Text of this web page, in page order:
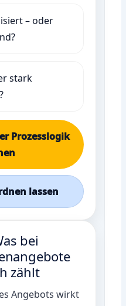
– oder
stark
Prozesslogik
lassen
bei
zählt
Angebots wirkt